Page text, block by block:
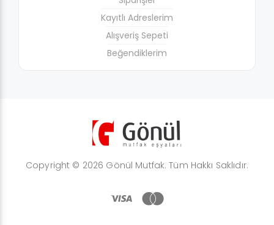
Kayıtlı Adreslerim
Alışveriş Sepeti
Beğendiklerim
Copyright © 2026 Gönül Mutfak. Tüm Hakkı Saklıdır.